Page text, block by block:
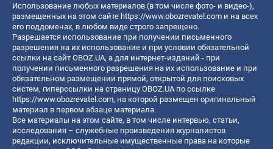
Использование любых материалов (в том числе фото- и видео-),
размещенных на этом сайте https://www.obozrevatel.com и на всех
его поддоменах, в любом виде строго запрещено.
Разрешается использование при получении письменного
разрешения на их использование и при условии обязательной
ссылки на сайт OBOZ.UA, а для интернет-изданий - при
получении письменного разрешения на их использование и при
обязательном размещении прямой, открытой для поисковых
систем, гиперссылки на страницу OBOZ.UA по ссылке
https://www.obozrevatel.com, на которой размещен оригинальный
материал в первом абзаце материала.
Все материалы на этом сайте, в том числе интервью, статьи,
исследования – служебные произведения журналистов
редакции, исключительные имущественные права на которые